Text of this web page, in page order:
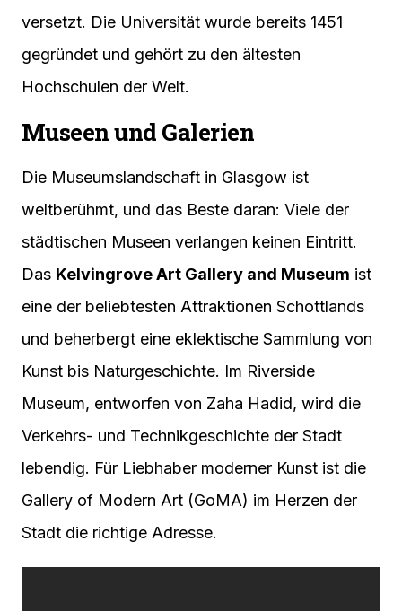
versetzt. Die Universität wurde bereits 1451
gegründet und gehört zu den ältesten
Hochschulen der Welt.
Museen und Galerien
Die Museumslandschaft in Glasgow ist
weltberühmt, und das Beste daran: Viele der
städtischen Museen verlangen keinen Eintritt.
Das Kelvingrove Art Gallery and Museum ist
eine der beliebtesten Attraktionen Schottlands
und beherbergt eine eklektische Sammlung von
Kunst bis Naturgeschichte. Im Riverside
Museum, entworfen von Zaha Hadid, wird die
Verkehrs- und Technikgeschichte der Stadt
lebendig. Für Liebhaber moderner Kunst ist die
Gallery of Modern Art (GoMA) im Herzen der
Stadt die richtige Adresse.